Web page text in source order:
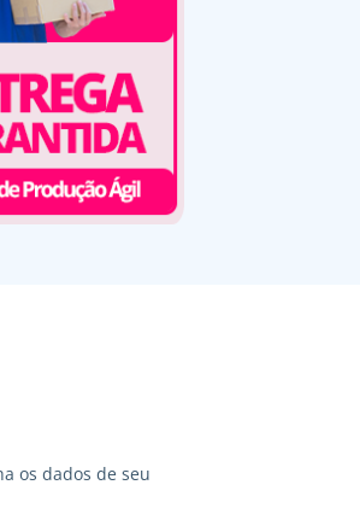
os dados de seu